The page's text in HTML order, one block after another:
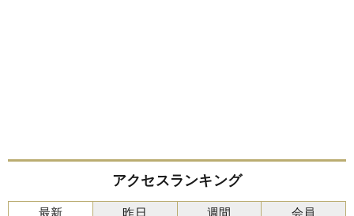
アクセスランキング
最新 昨日 週間 会員